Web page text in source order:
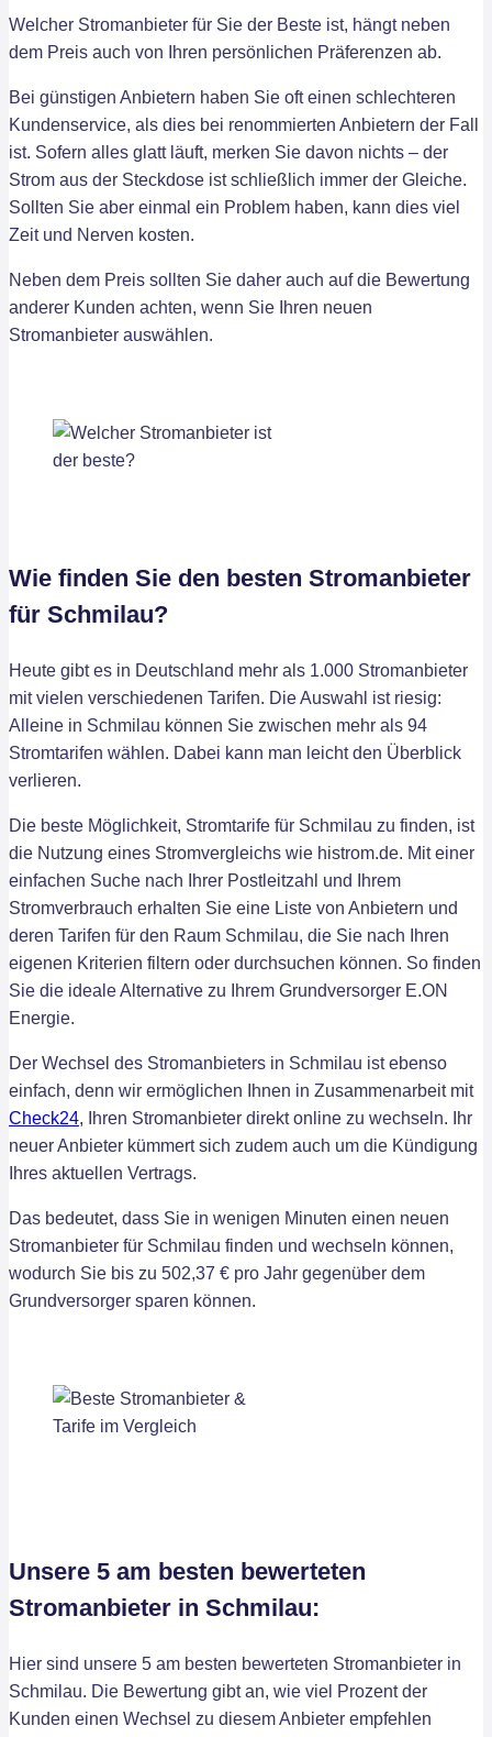
Welcher Stromanbieter für Sie der Beste ist, hängt neben
dem Preis auch von Ihren persönlichen Präferenzen ab.
Bei günstigen Anbietern haben Sie oft einen schlechteren
Kundenservice, als dies bei renommierten Anbietern der Fall
ist. Sofern alles glatt läuft, merken Sie davon nichts – der
Strom aus der Steckdose ist schließlich immer der Gleiche.
Sollten Sie aber einmal ein Problem haben, kann dies viel
Zeit und Nerven kosten.
Neben dem Preis sollten Sie daher auch auf die Bewertung
anderer Kunden achten, wenn Sie Ihren neuen
Stromanbieter auswählen.
Wie finden Sie den besten Stromanbieter
für Schmilau?
Heute gibt es in Deutschland mehr als 1.000 Stromanbieter
mit vielen verschiedenen Tarifen. Die Auswahl ist riesig:
Alleine in Schmilau können Sie zwischen mehr als 94
Stromtarifen wählen. Dabei kann man leicht den Überblick
verlieren.
Die beste Möglichkeit, Stromtarife für Schmilau zu finden, ist
die Nutzung eines Stromvergleichs wie histrom.de. Mit einer
einfachen Suche nach Ihrer Postleitzahl und Ihrem
Stromverbrauch erhalten Sie eine Liste von Anbietern und
deren Tarifen für den Raum Schmilau, die Sie nach Ihren
eigenen Kriterien filtern oder durchsuchen können. So finden
Sie die ideale Alternative zu Ihrem Grundversorger E.ON
Energie.
Der Wechsel des Stromanbieters in Schmilau ist ebenso
einfach, denn wir ermöglichen Ihnen in Zusammenarbeit mit
Check24, Ihren Stromanbieter direkt online zu wechseln. Ihr
neuer Anbieter kümmert sich zudem auch um die Kündigung
Ihres aktuellen Vertrags.
Das bedeutet, dass Sie in wenigen Minuten einen neuen
Stromanbieter für Schmilau finden und wechseln können,
wodurch Sie bis zu 502,37 € pro Jahr gegenüber dem
Grundversorger sparen können.
Unsere 5 am besten bewerteten
Stromanbieter in Schmilau:
Hier sind unsere 5 am besten bewerteten Stromanbieter in
Schmilau. Die Bewertung gibt an, wie viel Prozent der
Kunden einen Wechsel zu diesem Anbieter empfehlen